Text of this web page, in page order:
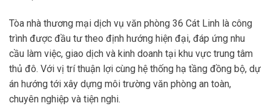
Tòa nhà thương mại dịch vụ văn phòng 36 Cát Linh là công
trình được đầu tư theo định hướng hiện đại, đáp ứng nhu
cầu làm việc, giao dịch và kinh doanh tại khu vực trung tâm
thủ đô. Với vị trí thuận lợi cùng hệ thống hạ tầng đồng bộ, dự
án hướng tới xây dựng môi trường văn phòng an toàn,
chuyên nghiệp và tiện nghi.